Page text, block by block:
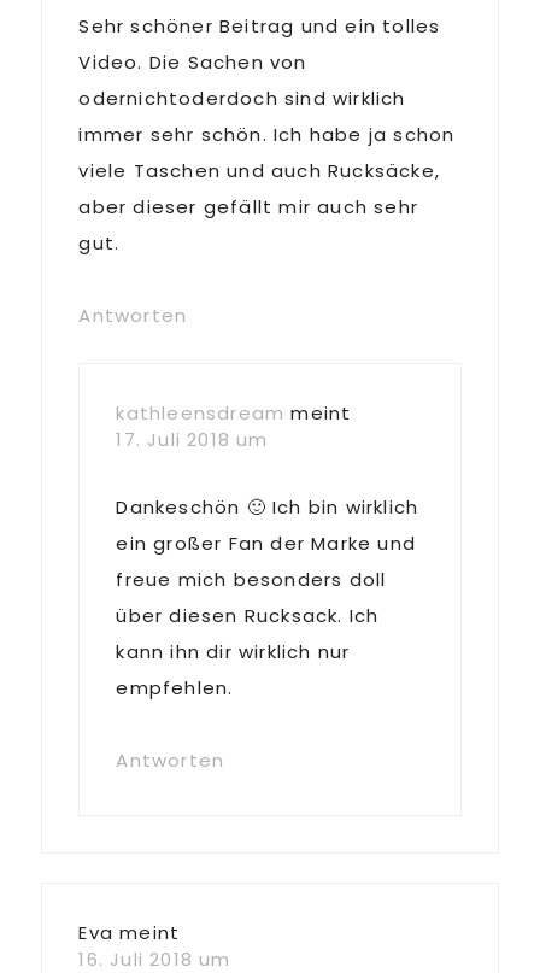
Sehr schöner Beitrag und ein tolles
Video. Die Sachen von
odernichtoderdoch sind wirklich
immer sehr schön. Ich habe ja schon
viele Taschen und auch Rucksäcke,
aber dieser gefällt mir auch sehr
gut.
Antworten
kathleensdream meint
17. Juli 2018 um
Dankeschön 🙂 Ich bin wirklich
ein großer Fan der Marke und
freue mich besonders doll
über diesen Rucksack. Ich
kann ihn dir wirklich nur
empfehlen.
Antworten
Eva meint
16. Juli 2018 um